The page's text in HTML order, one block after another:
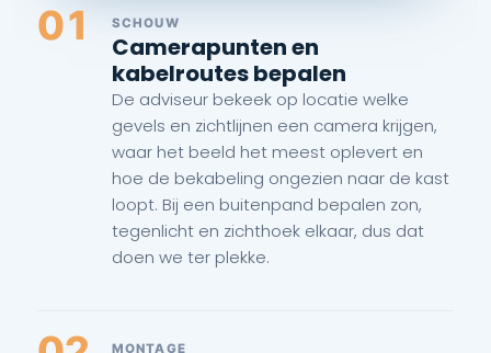
01 SCHOUW
Camerapunten en
kabelroutes bepalen
De adviseur bekeek op locatie welke
gevels en zichtlijnen een camera krijgen,
waar het beeld het meest oplevert en
hoe de bekabeling ongezien naar de kast
loopt. Bij een buitenpand bepalen zon,
tegenlicht en zichthoek elkaar, dus dat
doen we ter plekke.
MONTAGE